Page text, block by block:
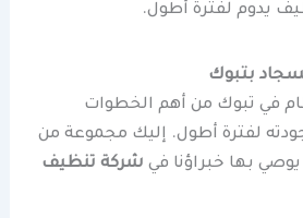
يدوم لفترة أطول.
بتبوك
في تبوك من أهم الخطوات
لفترة أطول. إليك مجموعة من
يوصي بها خبراؤنا في شركة تنظيف